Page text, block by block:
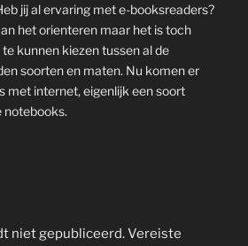
jij al ervaring met e-booksreaders?
het orienteren maar het is toch
kunnen kiezen tussen al de
soorten en maten. Nu komen er
met internet, eigenlijk een soort
notebooks.
niet gepubliceerd.Vereiste